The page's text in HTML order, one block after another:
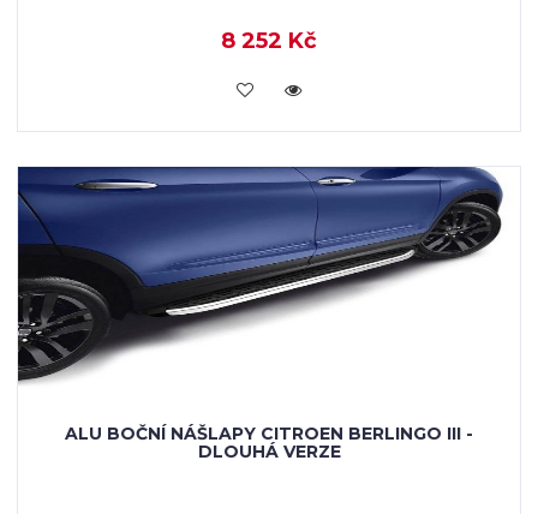
8 252 Kč
KOUPIT
ALU BOČNÍ NÁŠLAPY CITROEN BERLINGO III -
DLOUHÁ VERZE